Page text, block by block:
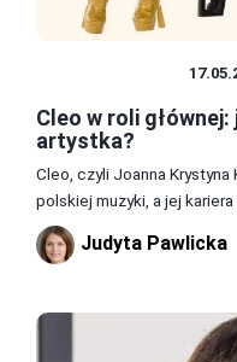
Cleo w roli
artystka?
Cleo, czyli Joanna
polskiej muzyki, a jej kariera
Judyta Pawlicka